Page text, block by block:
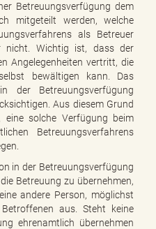
Betreuungsverfügung dem
mitgeteilt werden, welche
als Betreuer
nicht. Wichtig ist, dass der
Angelegenheiten vertritt, die
bewältigen kann. Das
der Betreuungsverfügung
Aus diesem Grund
solche Verfügung beim
Betreuungsverfahrens
in der Betreuungsverfügung
Betreuung zu übernehmen,
andere Person, möglichst
aus. Steht keine
ehrenamtlich übernehmen